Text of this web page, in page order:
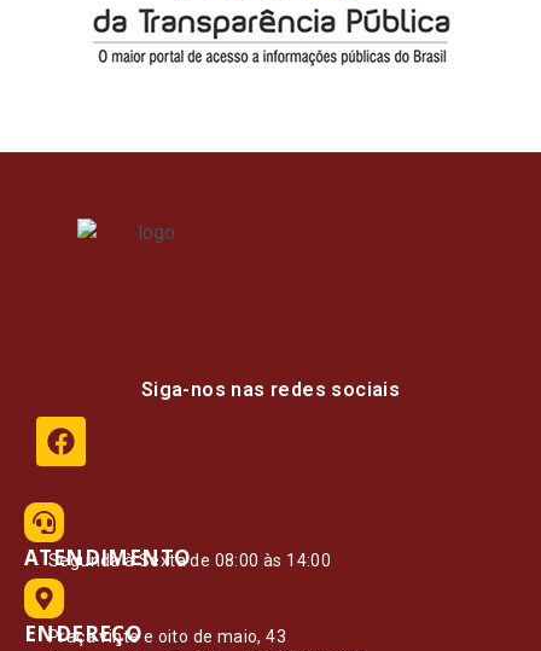
Siga-nos nas redes sociais
ATENDIMENTO
Segunda à Sexta de 08:00 às 14:00
ENDEREÇO
Praça vinte e oito de maio, 43